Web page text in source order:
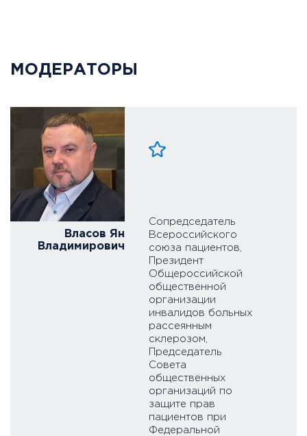
МОДЕРАТОРЫ
Власов Ян
Владимирович
Сопредседатель
Всероссийского
союза пациентов,
Президент
Общероссийской
общественной
организации
инвалидов больных
рассеянным
склерозом,
Председатель
Совета
общественных
организаций по
защите прав
пациентов при
Федеральной